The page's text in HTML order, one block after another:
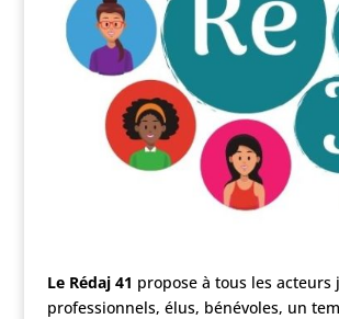
Le Rédaj 41 propose à tous les acteurs
professionnels, élus, bénévoles, un